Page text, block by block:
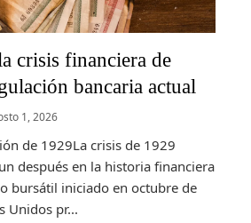
crisis financiera de
bancaria actual
1, 2026
de 1929La crisis de 1929
después en la historia financiera
bursátil iniciado en octubre de
Unidos pr...